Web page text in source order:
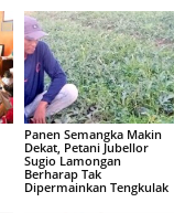
Panen Semangka Makin
Dekat, Petani Jubellor
Sugio Lamongan
Berharap Tak
Dipermainkan Tengkulak